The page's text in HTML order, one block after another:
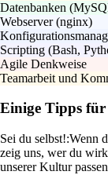
Datenbanken
Webserver (nginx)
Scripting (Bash,
Agile Denkweise
Teamarbeit und
Einige Tipps für
Sei du selbst!:Wenn
zeig uns, wer du
unserer Kultur